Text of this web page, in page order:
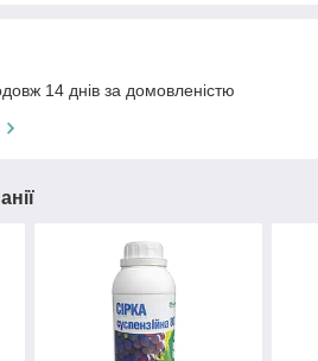
14 днів за домовленістю